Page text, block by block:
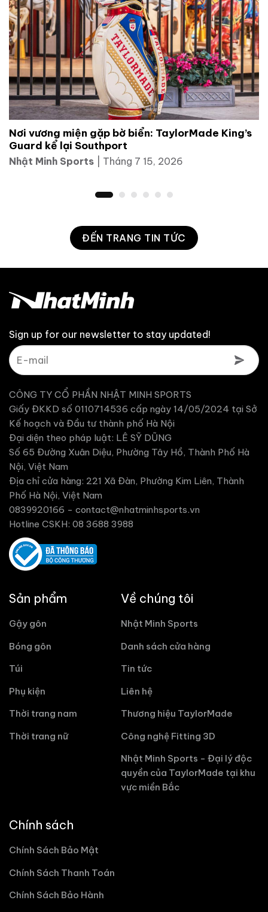
Nơi vương miện gặp bờ biển: TaylorMade King’s
Guard kể lại Southport
Nhật Minh Sports Tháng 7 15, 2026
ĐẾN TRANG TIN TỨC
Sign up for our newsletter to stay updated!
CÔNG TY CỔ PHẦN NHẬT MINH SPORTS
Giấy ĐKKD số 0110714536 cấp ngày 14/05/2024 tại Sở
Kế hoạch và Đầu tư thành phố Hà Nội
Đại diện theo pháp luật: LÊ SỸ DŨNG
Số 65 Đường Xuân Diệu, Phường Tây Hồ, Thành Phố Hà
Nội, Việt Nam
Địa chỉ cửa hàng: 221 Xã Đàn, Phường Kim Liên, Thành
Phố Hà Nội, Việt Nam
0839920166 - contact@nhatminhsports.vn
Hotline CSKH: 08 3688 3988
Sản phẩm
Gậy gôn
Bóng gôn
Túi
Phụ kiện
Thời trang nam
Thời trang nữ
Về chúng tôi
Nhật Minh Sports
Danh sách cửa hàng
Tin tức
Liên hệ
Thương hiệu TaylorMade
Công nghệ Fitting 3D
Nhật Minh Sports - Đại lý độc
quyền của TaylorMade tại khu
vực miền Bắc
Chính sách
Chính Sách Bảo Mật
Chính Sách Thanh Toán
Chính Sách Bảo Hành